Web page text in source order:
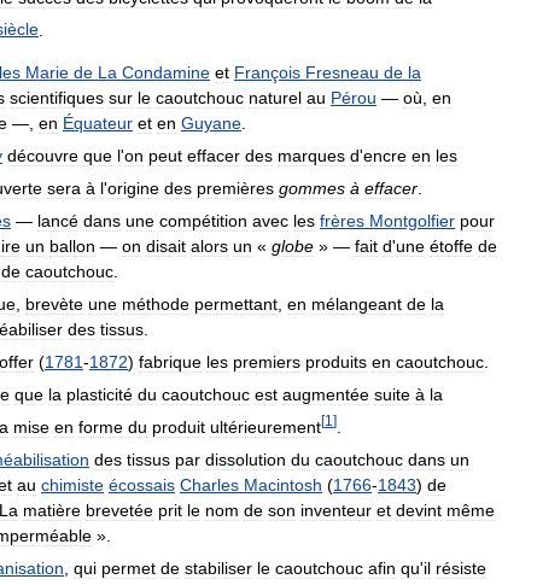
Marie de La Condamine et François Fresneau de la
scientifiques sur le caoutchouc naturel au Pérou — où, en
—, en Équateur et en Guyane.
découvre que l'on peut effacer des marques d'encre en les
sera à l'origine des premières gommes à effacer
— lancé dans une compétition avec les frères Montgolfier pour
un ballon — on disait alors un « globe » — fait d'une étoffe de
de caoutchouc
brevète une méthode permettant en mélangeant de la
des tissus
(1781-1872) fabrique les premiers produits en caoutchouc
que la plasticité du caoutchouc est augmentée suite à la
mise en forme du produit ultérieurement[1 ]
des tissus par dissolution du caoutchouc dans un
au chimiste écossais Charles Macintosh (1766-1843) de
La matière brevetée prit le nom de son inventeur et devint même
».
qui permet de stabiliser le caoutchouc afin qu'il résiste